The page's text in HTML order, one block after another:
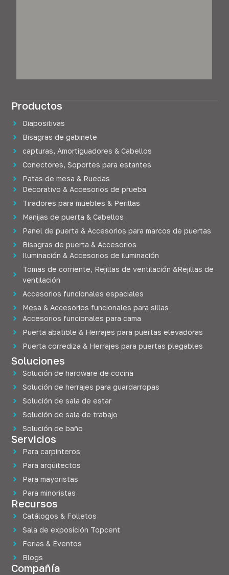
Productos
Diapositivas
Bisagras de gabinete
capturas, Amortiguadores & Cabellos
Conectores, Soportes para estantes
Patas de mesa & Ruedas
Decorativo & Accesorios de prueba
Tiradores para muebles & Perillas
Manijas de puerta & Cabellos
Panel de puerta & Accesorios para marcos de puertas
Bisagras de puerta & Accesorios
Iluminación & Accesorios de iluminación
Tomas de corriente, Rejillas de ventilación &Rejillas de
ventilación
Accesorios funcionales espaciales
Mesa & Accesorios funcionales para sillas
Accesorios funcionales para cama
Puerta abatible & Herrajes para puertas elevadoras
Puerta corrediza & Herrajes para puertas plegables
Soluciones
Solución de hardware de cocina
Solución de herrajes para guardarropas
Solución de sala de estar
Solución de sala de trabajo
Solución de baño
Servicios
Para carpinteros
Para arquitectos
Para mayoristas
Para minoristas
Recursos
Catálogos & Folletos
Sala de exposición Topcent
Ferias & Eventos
Blogs
Compañía